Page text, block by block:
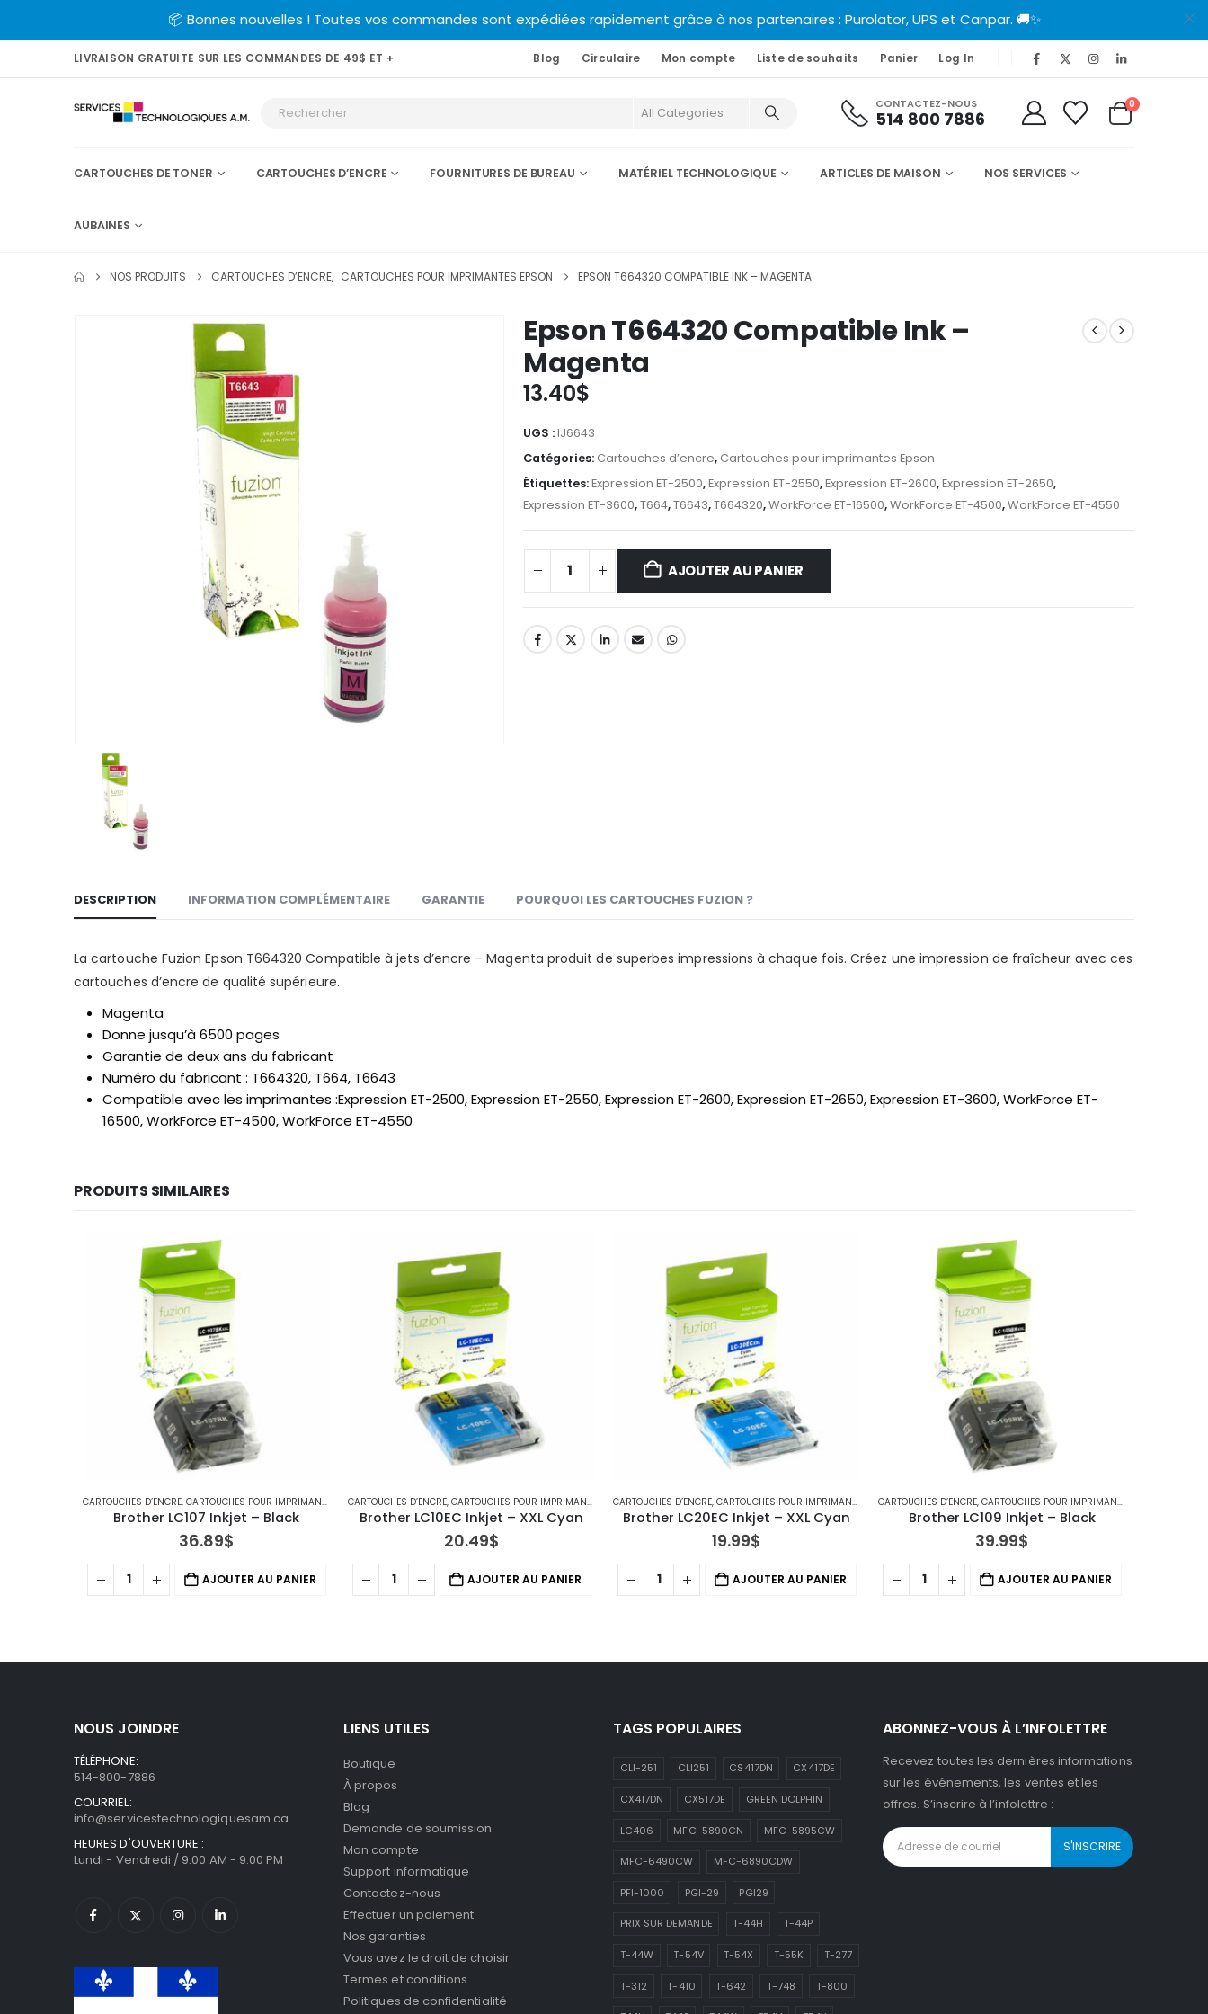
📦 Bonnes nouvelles ! Toutes vos commandes sont expédiées rapidement grâce à nos partenaires : Purolator, UPS et Canpar. 🚚✨
LIVRAISON GRATUITE SUR LES COMMANDES DE 49$ ET + Blog Circulaire Mon compte Liste de souhaits Panier Log In
CONTACTEZ-NOUS
514 800 7886
0
CARTOUCHES DE TONER CARTOUCHES D’ENCRE FOURNITURES DE BUREAU MATÉRIEL TECHNOLOGIQUE ARTICLES DE MAISON NOS SERVICES
AUBAINES
NOS PRODUITS CARTOUCHES D’ENCRE, CARTOUCHES POUR IMPRIMANTES EPSON EPSON T664320 COMPATIBLE INK – MAGENTA
Epson T664320 Compatible Ink –
Magenta
13.40$
UGS :IJ6643
Catégories: Cartouches d’encre, Cartouches pour imprimantes Epson
Étiquettes:Expression ET-2500,Expression ET-2550,Expression ET-2600,Expression ET-2650,
Expression ET-3600,T664,T6643,T664320,WorkForce ET-16500,WorkForce ET-4500,WorkForce ET-4550
AJOUTER AU PANIER
DESCRIPTION INFORMATION COMPLÉMENTAIRE GARANTIE POURQUOI LES CARTOUCHES FUZION ?
La cartouche Fuzion Epson T664320 Compatible à jets d’encre – Magenta produit de superbes impressions à chaque fois. Créez une impression de fraîcheur avec ces
cartouches d’encre de qualité supérieure.
Magenta
Donne jusqu’à 6500 pages
Garantie de deux ans du fabricant
Numéro du fabricant : T664320, T664, T6643
Compatible avec les imprimantes :Expression ET-2500, Expression ET-2550, Expression ET-2600, Expression ET-2650, Expression ET-3600, WorkForce ET-
16500, WorkForce ET-4500, WorkForce ET-4550
PRODUITS SIMILAIRES
CARTOUCHES D’ENCRE, CARTOUCHES POUR IMPRIMANTES BROTHER ,IMPRIMANTE JET D'ENCRE
Brother LC107 Inkjet – Black
36.89$
AJOUTER AU PANIER
CARTOUCHES D’ENCRE, CARTOUCHES POUR IMPRIMANTES BROTHER ,IMPRIMANTE JET D'ENCRE
Brother LC10EC Inkjet – XXL Cyan
20.49$
AJOUTER AU PANIER
CARTOUCHES D’ENCRE, CARTOUCHES POUR IMPRIMANTES BROTHER ,IMPRIMANTE JET D'ENCRE
Brother LC20EC Inkjet – XXL Cyan
19.99$
AJOUTER AU PANIER
CARTOUCHES D’ENCRE, CARTOUCHES POUR IMPRIMANTES BROTHER
Brother LC109 Inkjet – Black
39.99$
AJOUTER AU PANIER
NOUS JOINDRE
TÉLÉPHONE:
514-800-7886
COURRIEL:
info@servicestechnologiquesam.ca
HEURES D'OUVERTURE :
Lundi - Vendredi / 9:00 AM - 9:00 PM
LIENS UTILES
Boutique
À propos
Blog
Demande de soumission
Mon compte
Support informatique
Contactez-nous
Effectuer un paiement
Nos garanties
Vous avez le droit de choisir
Termes et conditions
Politiques de confidentialité
TAGS POPULAIRES
CLI-251 CLI251 CS417DN CX417DE
CX417DN CX517DE GREEN DOLPHIN
LC406 MFC-5890CN MFC-5895CW
MFC-6490CW MFC-6890CDW
PFI-1000 PGI-29 PGI29
PRIX SUR DEMANDE T-44H T-44P
T-44W T-54V T-54X T-55K T-277
T-312 T-410 T-642 T-748 T-800
ABONNEZ-VOUS À L’INFOLETTRE
Recevez toutes les dernières informations
sur les événements, les ventes et les
offres. S’inscrire à l’infolettre :